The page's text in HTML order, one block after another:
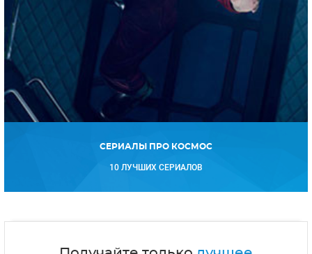
СЕРИАЛЫ ПРО КОСМОС
10 ЛУЧШИХ СЕРИАЛОВ